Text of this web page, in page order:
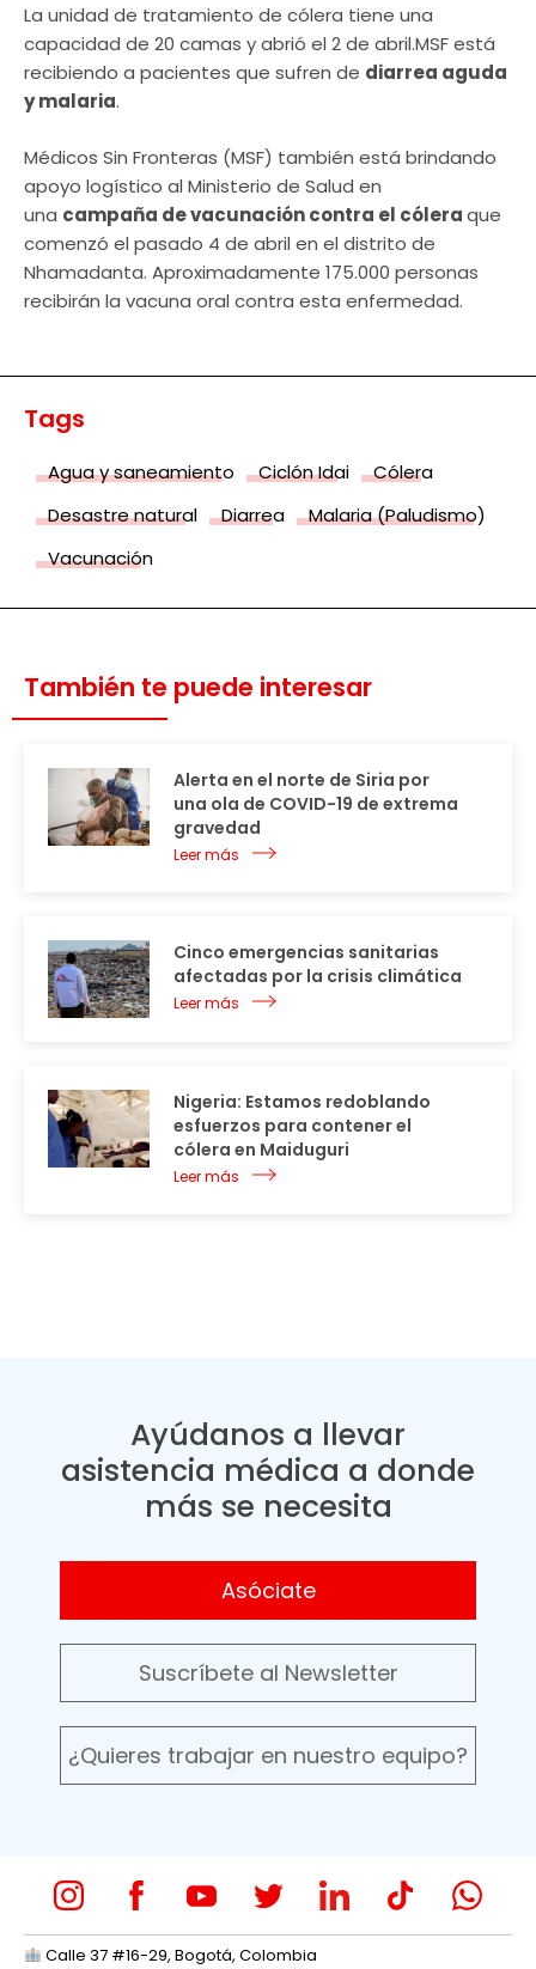
La unidad de tratamiento de cólera tiene una
capacidad de 20 camas y abrió el 2 de abril.MSF está
recibiendo a pacientes que sufren de diarrea aguda
y malaria.
Médicos Sin Fronteras (MSF) también está brindando
apoyo logístico al Ministerio de Salud en
una campaña de vacunación contra el cóleraque
comenzó el pasado 4 de abril en el distrito de
Nhamadanta. Aproximadamente 175.000 personas
recibirán la vacuna oral contra esta enfermedad.
Tags
Agua y saneamiento Ciclón Idai
Cólera
Desastre natural
Diarrea
Malaria (Paludismo)
Vacunación
También te puede interesar
Alerta en el norte de Siria por
una ola de COVID-19 de extrema
gravedad
Leer más
Cinco emergencias sanitarias
afectadas por la crisis climática
Leer más
Nigeria: Estamos redoblando
esfuerzos para contener el
cólera en Maiduguri
Leer más
Ayúdanos a llevar
asistencia médica a donde
más se necesita
Asóciate
Suscríbete al Newsletter
¿Quieres trabajar en nuestro equipo?
Calle 37 #16-29, Bogotá, Colombia